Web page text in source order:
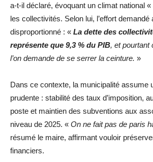
a-t-il déclaré, évoquant un climat national «
les collectivités. Selon lui, l’effort
disproportionné : « La dette des
représente que 9,3 % du PIB, et pourtant
l’on demande de se serrer la ceinture. »
Dans ce contexte, la municipalité assume
prudente : stabilité des taux d’imposition,
poste et maintien des subventions aux
niveau de 2025. « On ne fait pas de paris
résumé le maire, affirmant vouloir
financiers.